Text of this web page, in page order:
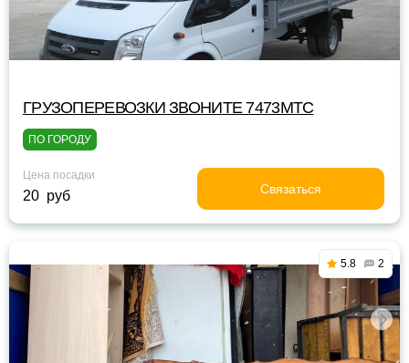
ГРУЗОПЕРЕВОЗКИ ЗВОНИТЕ 7473МТС
ПО ГОРОДУ
Цена посадки
20 руб Связаться
5.8 2